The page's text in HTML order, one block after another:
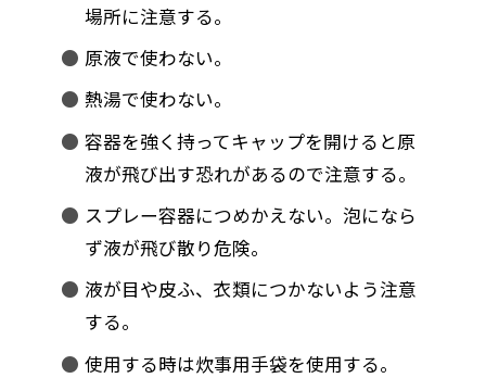
場所に注意する。
原液で使わない。
熱湯で使わない。
容器を強く持ってキャップを開けると原
液が飛び出す恐れがあるので注意する。
スプレー容器につめかえない。泡になら
ず液が飛び散り危険。
液が目や皮ふ、衣類につかないよう注意
する。
使用する時は炊事用手袋を使用する。